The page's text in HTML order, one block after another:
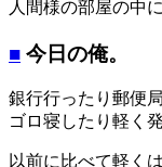
人間様の部屋の中
■ 今日の俺。
銀行行ったり郵便
ゴロ寝したり軽く
以前に比べて軽く